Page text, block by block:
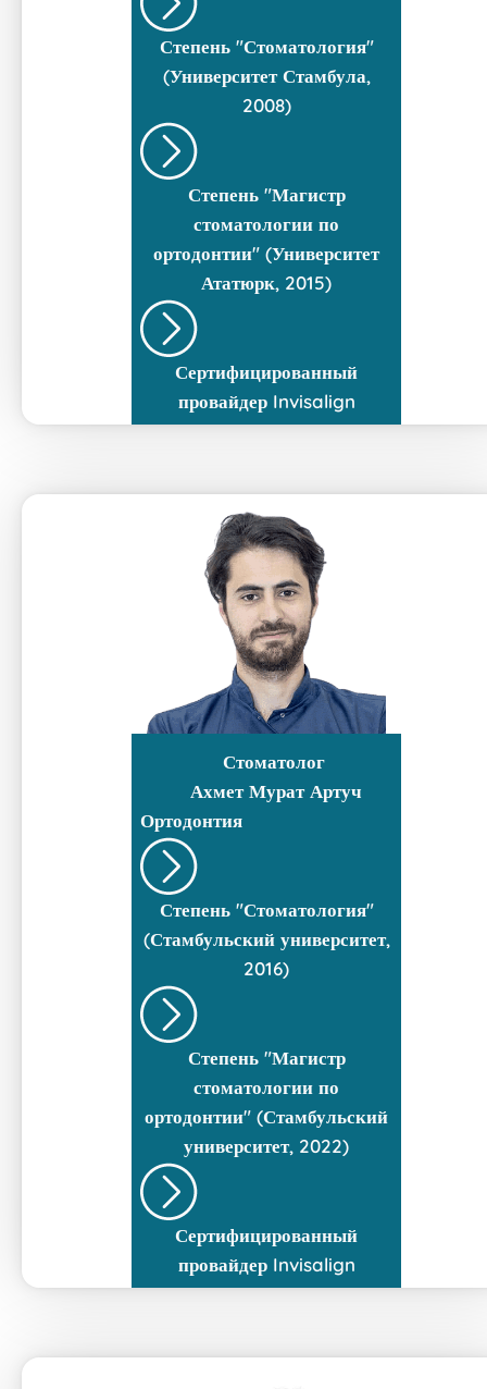
Степень "Стоматология"
(Университет Стамбула,
2008)
Степень "Магистр
стоматологии по
ортодонтии" (Университет
Ататюрк, 2015)
Сертифицированный
провайдер Invisalign
Стоматолог
Ахмет Мурат Артуч
Ортодонтия
Степень "Стоматология"
(Стамбульский университет,
2016)
Степень "Магистр
стоматологии по
ортодонтии" (Стамбульский
университет, 2022)
Сертифицированный
провайдер Invisalign